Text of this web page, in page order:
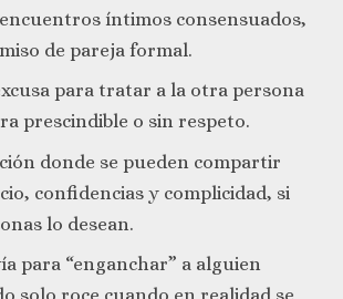
íntimos consensuados,
de pareja formal.
para tratar a la otra persona
prescindible o sin respeto.
donde se pueden compartir
confidencias y complicidad, si
lo desean.
para “enganchar” a alguien